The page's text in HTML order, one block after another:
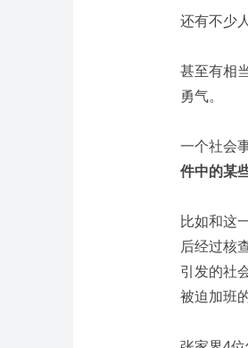
还有不少
甚至有相
勇气。
一个社会
件中的某
比如和这
后经过核
引发的社
被迫加班